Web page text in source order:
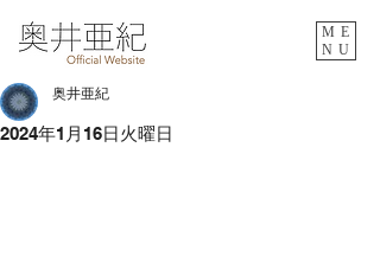
ME
NU
2024年1月16日火曜日
奥井亜紀